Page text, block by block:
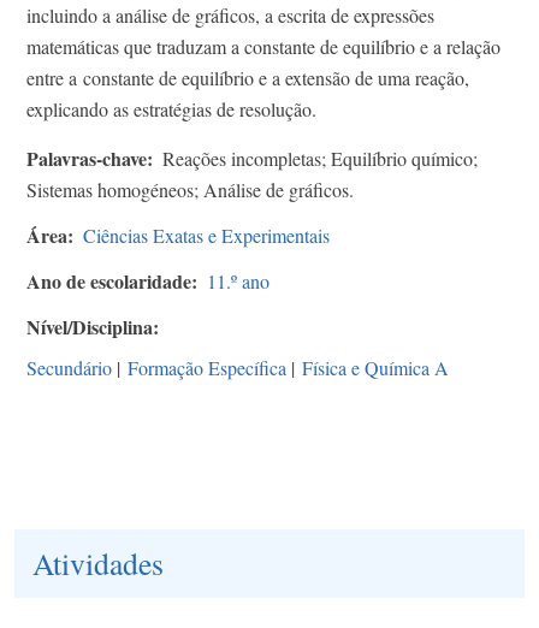
incluindo a análise de gráficos, a escrita de expressões
matemáticas que traduzam a constante de equilíbrio e a relação
entre a constante de equilíbrio e a extensão de uma reação,
explicando as estratégias de resolução.
Palavras-chave
Reações incompletas; Equilíbrio químico;
Sistemas homogéneos; Análise de gráficos.
Área Ciências Exatas e Experimentais
Ano de escolaridade 11.º ano
Nível/Disciplina
Secundário | Formação Específica | Física e Química A
Atividades